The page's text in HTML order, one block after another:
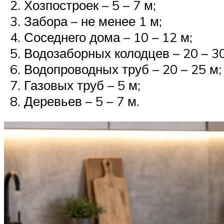
Хозпостроек – 5 – 7 м;
Забора – не менее 1 м;
Соседнего дома – 10 – 12 м;
Водозаборных колодцев – 20 –
Водопроводных труб – 20 – 25 м;
Газовых труб – 5 м;
Деревьев – 5 – 7 м.